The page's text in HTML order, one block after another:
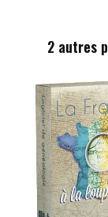
2 autres